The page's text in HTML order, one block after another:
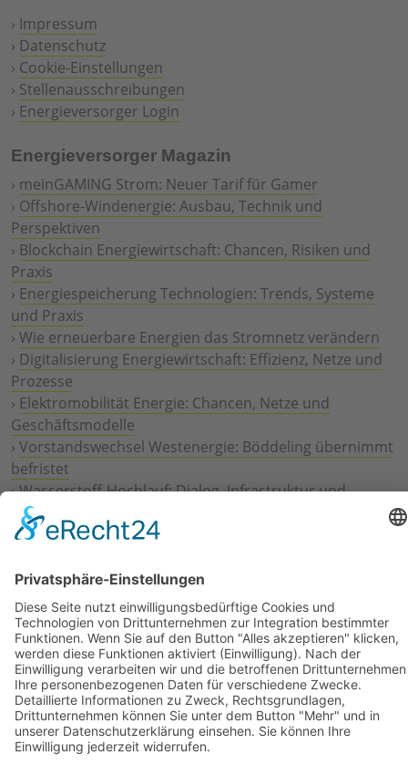
› Impressum
› Datenschutz
› Cookie-Einstellungen
› Stellenausschreibungen
› Energieversorger Login
Energieversorger Magazin
› meinGAMING Strom: Neuer Tarif für Gamer
› Offshore-Windenergie: Ausbau, Technik und
Perspektiven
› Blockchain Energiewirtschaft: Chancen, Risiken und
Praxis
› Energiespeicherung Technologien: Trends, Systeme
und Praxis
› Wie erneuerbare Energien das Stromnetz verändern
› Digitalisierung Energiewirtschaft: Effizienz, Netze und
Prozesse
› Elektromobilität Energie: Chancen, Netze und
Geschäftsmodelle
› Vorstandswechsel Westenergie: Böddeling übernimmt
befristet
›Wasserstoff-Hochlauf: Dialog, Infrastruktur und
konkrete Schritte
›Solaranlage Regenbogenfarben: FC St. Pauli und
Jetzt an der STUDIE360 teilnehmen
Wir möchten Transparenz mit einheitlichen Kriterien
schaffen und Hürden abbauen, deshalb ist uns Ihre
kostenlose Teilnahme wichtig. Die Ergebnisse werden
umgehend nach Teilnahme und Auswertung auf
unserer Webseite zur Verfügung gestellt.